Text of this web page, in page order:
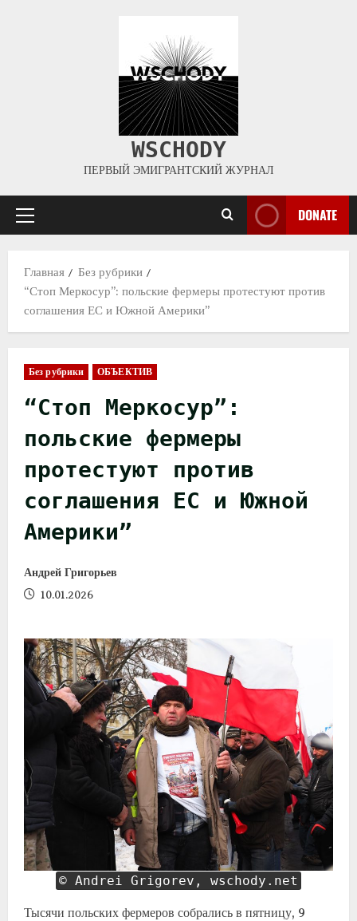
WSCHODY
ПЕРВЫЙ ЭМИГРАНТСКИЙ ЖУРНАЛ
DONATE
Главная
Без рубрики
“Стоп Меркосур”: польские фермеры протестуют против
соглашения ЕС и Южной Америки”
Без рубрики ОБЪЕКТИВ
“Стоп Меркосур”:
польские фермеры
протестуют против
соглашения ЕС и Южной
Америки”
Андрей Григорьев
10.01.2026
© Andrei Grigorev, wschody.net
Тысячи польских фермеров собрались в пятницу, 9